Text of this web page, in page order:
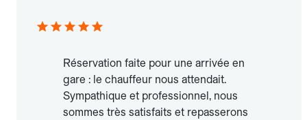
Réservation faite pour une arrivée en
gare : le chauffeur nous attendait.
Sympathique et professionnel, nous
sommes très satisfaits et repasserons